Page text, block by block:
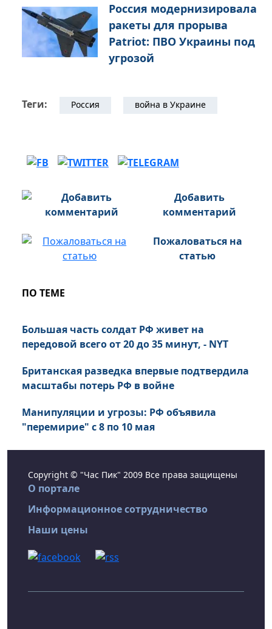
Россия модернизировала
ракеты для прорыва
Patriot: ПВО Украины под
угрозой
Теги: Россия война в Украине
Добавить
комментарий
Пожаловаться на
статью
ПО ТЕМЕ
Большая часть солдат РФ живет на
передовой всего от 20 до 35 минут, - NYT
Британская разведка впервые подтвердила
масштабы потерь РФ в войне
Манипуляции и угрозы: РФ объявила
"перемирие" с 8 по 10 мая
Copyright © "Час Пик" 2009 Все права защищены
О портале
Информационное сотрудничество
Наши цены